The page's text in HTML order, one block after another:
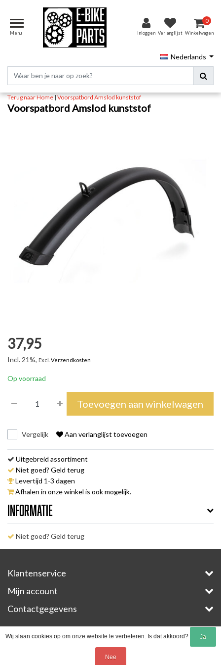
Menu Inloggen Verlanglijst
0
Winkelwagen
Nederlands
Terug naar Home|Voorspatbord Amslod kunststof
Voorspatbord Amslod kunststof
37,95
Incl. 21%, Excl. Verzendkosten
Op voorraad
Toevoegen aan winkelwagen
Vergelijk Aan verlanglijst toevoegen
Uitgebreid assortiment
Niet goed? Geld terug
Levertijd 1-3 dagen
Afhalen in onze winkel is ook mogelijk.
Informatie
Niet goed? Geld terug
Klantenservice
Mijn account
Contactgegevens
InStijl Media
Wij slaan cookies op om onze website te verbeteren. Is dat akkoord? Ja
Nee